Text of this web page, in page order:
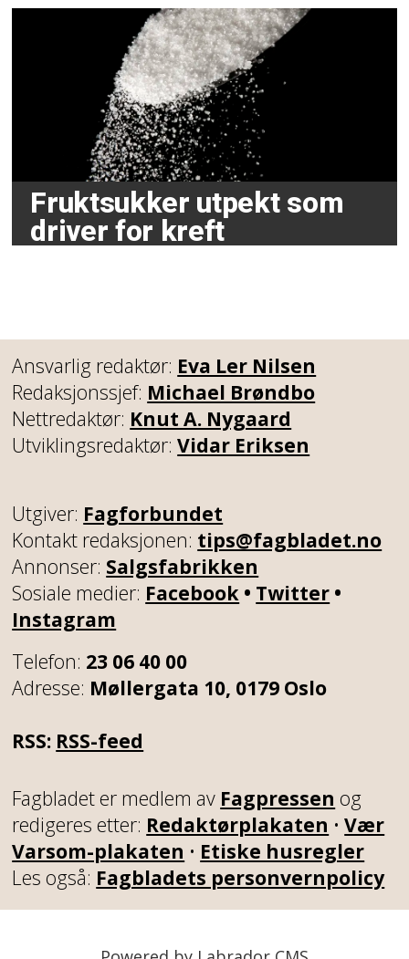
Fruktsukker utpekt som
driver for kreft
Ansvarlig redaktør: Eva Ler Nilsen
Redaksjonssjef: Michael Brøndbo
Nettredaktør: Knut A. Nygaard
Utviklingsredaktør:Vidar Eriksen
Utgiver: Fagforbundet
Kontakt redaksjonen: tips@fagbladet.no
Annonser: Salgsfabrikken
Sosiale medier: Facebook • Twitter •
Instagram
Telefon: 23 06 40 00
Adresse: Møllergata 10, 0179 Oslo
RSS: RSS-feed
Fagbladet er medlem av Fagpressen og
redigeres etter: Redaktørplakaten • Vær
Varsom-plakaten • Etiske husregler
Les også: Fagbladets personvernpolicy